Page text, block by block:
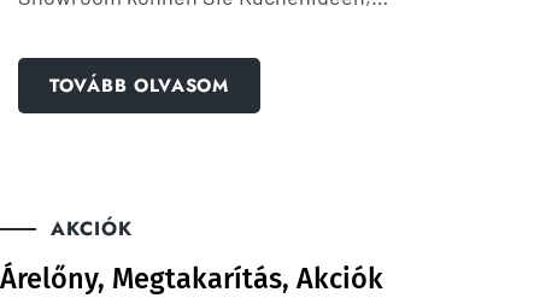
TOVÁBB OLVASOM
AKCIÓK
Árelőny, Megtakarítás, Akciók